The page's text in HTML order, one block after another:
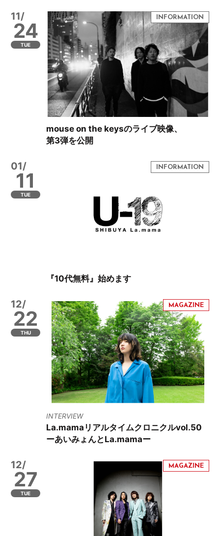
11/
24
TUE
mouse on the keysのライブ映像、
第3弾を公開
01/
11
TUE
『10代無料』始めます
12/
22
THU
INTERVIEW
La.mamaリアルタイムクロニクルvol.50
ーあいみょんとLa.mamaー
12/
27
TUE